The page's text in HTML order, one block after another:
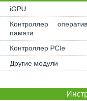
iGPU
Контроллер
памяти
Контроллер PCIe
Другие модули